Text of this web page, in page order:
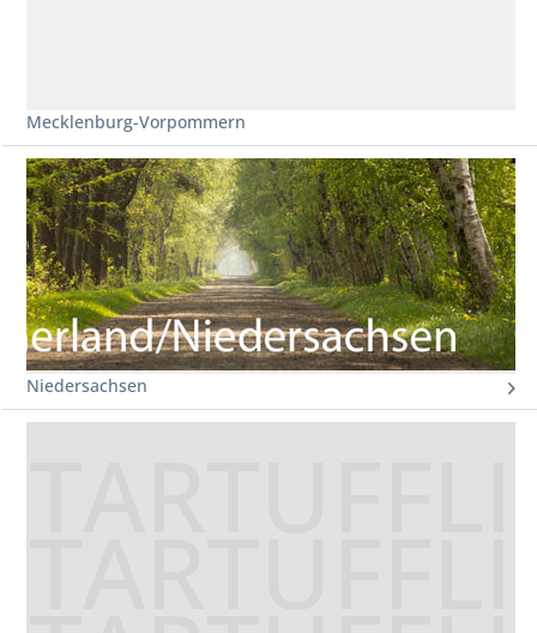
Mecklenburg-Vorpommern
Niedersachsen